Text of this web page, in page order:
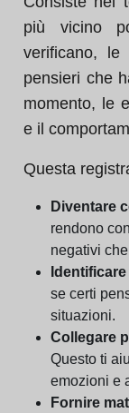
più vicino
verificano,
pensieri che
momento, le
e il
Questa
Diventare
rendono
negativi
se certi
situazioni.
Collegare
Questo ti
emozioni e
Fornire